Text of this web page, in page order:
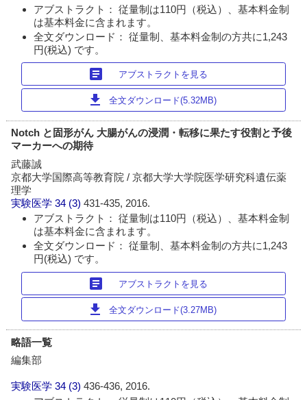
アブストラクト： 従量制は110円（税込）、基本料金制
は基本料金に含まれます。
全文ダウンロード： 従量制、基本料金制の方共に1,243
円(税込) です。
article アブストラクトを見る
download 全文ダウンロード(5.32MB)
Notch と固形がん 大腸がんの浸潤・転移に果たす役割と予後
マーカーへの期待
武藤誠
京都大学国際高等教育院 / 京都大学大学院医学研究科遺伝薬
理学
実験医学 34 (3)431-435, 2016.
アブストラクト： 従量制は110円（税込）、基本料金制
は基本料金に含まれます。
全文ダウンロード： 従量制、基本料金制の方共に1,243
円(税込) です。
article アブストラクトを見る
download 全文ダウンロード(3.27MB)
略語一覧
編集部
実験医学 34 (3)436-436, 2016.